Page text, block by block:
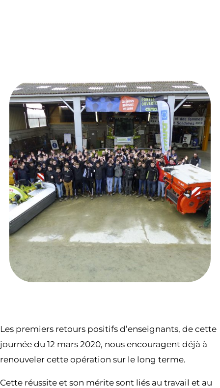
Les premiers retours positifs d’enseignants, de cette
journée du 12 mars 2020, nous encouragent déjà à
renouveler cette opération sur le long terme.
Cette réussite et son mérite sont liés au travail et au